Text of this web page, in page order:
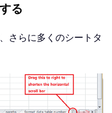
る
さらに多くのシートタ